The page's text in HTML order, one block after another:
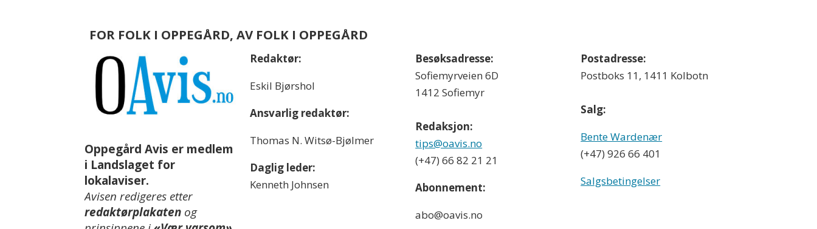
FOR FOLK I OPPEGÅRD, AV FOLK I OPPEGÅRD
Oppegård Avis er medlem
i Landslaget for
lokalaviser.
Avisen redigeres etter
redaktørplakaten og
Redaktør:
Eskil Bjørshol
Ansvarlig redaktør:
Thomas N. Witsø-Bjølmer
Daglig leder:
Kenneth Johnsen
Besøksadresse:
Sofiemyrveien 6D
1412 Sofiemyr
Redaksjon:
tips@oavis.no
(+47) 66 82 21 21
Abonnement:
abo@oavis.no
Postadresse:
Postboks 11, 1411 Kolbotn
Salg:
Bente Wardenær
(+47) 926 66 401
Salgsbetingelser